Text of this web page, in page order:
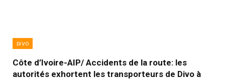
DIVO
Côte d’Ivoire-AIP/ Accidents de la route: les
autorités exhortent les transporteurs de Divo à